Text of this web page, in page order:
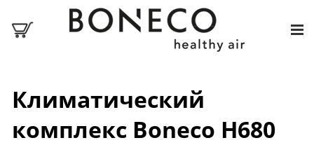
Климатический
комплекс Boneco H680